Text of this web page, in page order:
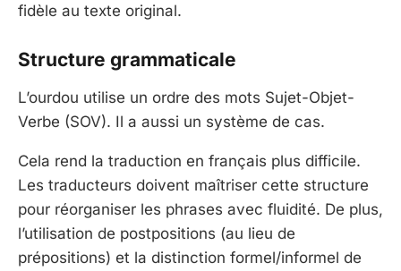
fidèle au texte original.
Structure grammaticale
L’ourdou utilise un ordre des mots Sujet-Objet-
Verbe (SOV). Il a aussi un système de cas.
Cela rend la traduction en français plus difficile.
Les traducteurs doivent maîtriser cette structure
pour réorganiser les phrases avec fluidité. De plus,
l’utilisation de postpositions (au lieu de
prépositions) et la distinction formel/informel de